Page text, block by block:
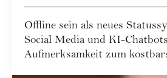
Offline sein als neues
Social Media und KI-
Aufmerksamkeit zum